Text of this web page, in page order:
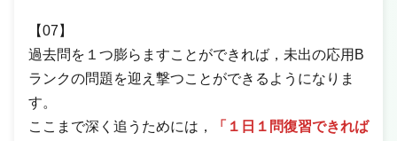
【07】
過去問を１つ膨らますことができれば，未出の応用B
ランクの問題を迎え撃つことができるようになりま
す。
ここまで深く追うためには，
「１日１問復習できれば